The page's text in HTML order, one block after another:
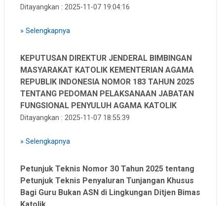
Ditayangkan : 2025-11-07 19:04:16
» Selengkapnya
KEPUTUSAN DIREKTUR JENDERAL BIMBINGAN
MASYARAKAT KATOLIK KEMENTERIAN AGAMA
REPUBLIK INDONESIA NOMOR 183 TAHUN 2025
TENTANG PEDOMAN PELAKSANAAN JABATAN
FUNGSIONAL PENYULUH AGAMA KATOLIK
Ditayangkan : 2025-11-07 18:55:39
» Selengkapnya
Petunjuk Teknis Nomor 30 Tahun 2025 tentang
Petunjuk Teknis Penyaluran Tunjangan Khusus
Bagi Guru Bukan ASN di Lingkungan Ditjen Bimas